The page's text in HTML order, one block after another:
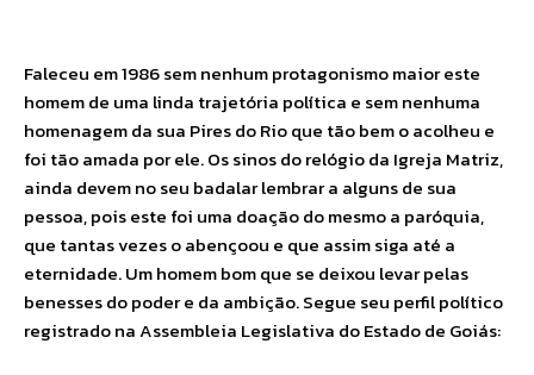
Faleceu em 1986 sem nenhum protagonismo maior este
homem de uma linda trajetória política e sem nenhuma
homenagem da sua Pires do Rio que tão bem o acolheu e
foi tão amada por ele. Os sinos do relógio da Igreja Matriz,
ainda devem no seu badalar lembrar a alguns de sua
pessoa, pois este foi uma doação do mesmo a paróquia,
que tantas vezes o abençoou e que assim siga até a
eternidade. Um homem bom que se deixou levar pelas
benesses do poder e da ambição. Segue seu perfil político
registrado na Assembleia Legislativa do Estado de Goiás: